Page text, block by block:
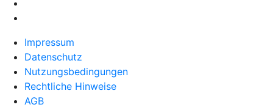
Impressum
Datenschutz
Nutzungsbedingungen
Rechtliche Hinweise
AGB